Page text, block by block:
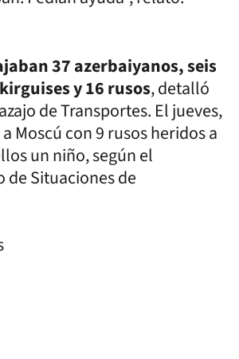
37 azerbaiyanos, seis
y 16 rusos, detalló
de Transportes. El jueves,
Moscú con 9 rusos heridos a
un niño, según el
de Situaciones de